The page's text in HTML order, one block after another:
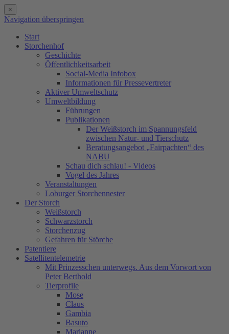
×
Navigation überspringen
Start
Storchenhof
Geschichte
Öffentlichkeitsarbeit
Social-Media Infobox
Informationen für Pressevertreter
Aktiver Umweltschutz
Umweltbildung
Führungen
Publikationen
Der Weißstorch im Spannungsfeld
zwischen Natur- und Tierschutz
Beratungsangebot „Fairpachten“ des
NABU
Schau dich schlau! - Videos
Vogel des Jahres
Veranstaltungen
Loburger Storchennester
Der Storch
Weißstorch
Schwarzstorch
Storchenzug
Gefahren für Störche
Patentiere
Satellitentelemetrie
Mit Prinzesschen unterwegs. Aus dem Vorwort von
Peter Berthold
Tierprofile
Mose
Claus
Gambia
Basuto
Marianne